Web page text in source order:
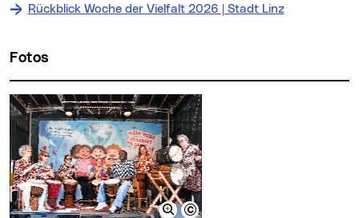
Rückblick Woche der Vielfalt 2026 | Stadt Linz
Fotos